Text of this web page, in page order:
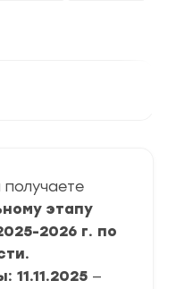
получаете
этапу
2026 г. по
11.11.2025 —